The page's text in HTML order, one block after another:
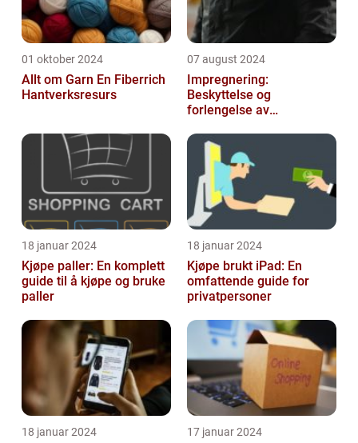
01 oktober 2024
Allt om Garn En Fiberrich
Hantverksresurs
07 august 2024
Impregnering:
Beskyttelse og
forlengelse av
18 januar 2024
Kjøpe paller: En komplett
guide til å kjøpe og bruke
paller
18 januar 2024
Kjøpe brukt iPad: En
omfattende guide for
privatpersoner
18 januar 2024 17 januar 2024